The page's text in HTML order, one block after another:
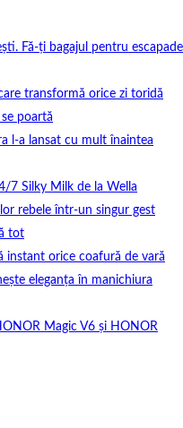
Fă-ți bagajul pentru escapade
transformă orice zi toridă
poartă
l-a lansat cu mult înaintea
7 Silky Milk de la Wella
rebele într-un singur gest
tot
instant orice coafură de vară
eleganța în manichiura
Magic V6 și HONOR